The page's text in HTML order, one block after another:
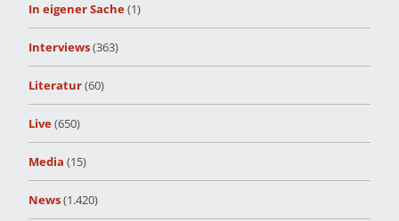
In eigener Sache(1)
Interviews(363)
Literatur(60)
Live(650)
Media (15)
News(1.420)